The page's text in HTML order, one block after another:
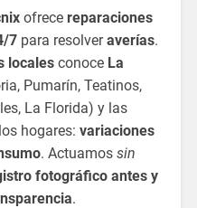
ofrece reparaciones
7para resolveraverías.
localesconoce La
Pumarín, Teatinos,
La Florida) y las
hogares: variaciones
. Actuamos sin
fotográfico antes y
.